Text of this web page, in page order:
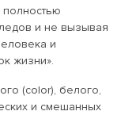
и не вызывая
и
жизни».
(color), белого,
и смешанных